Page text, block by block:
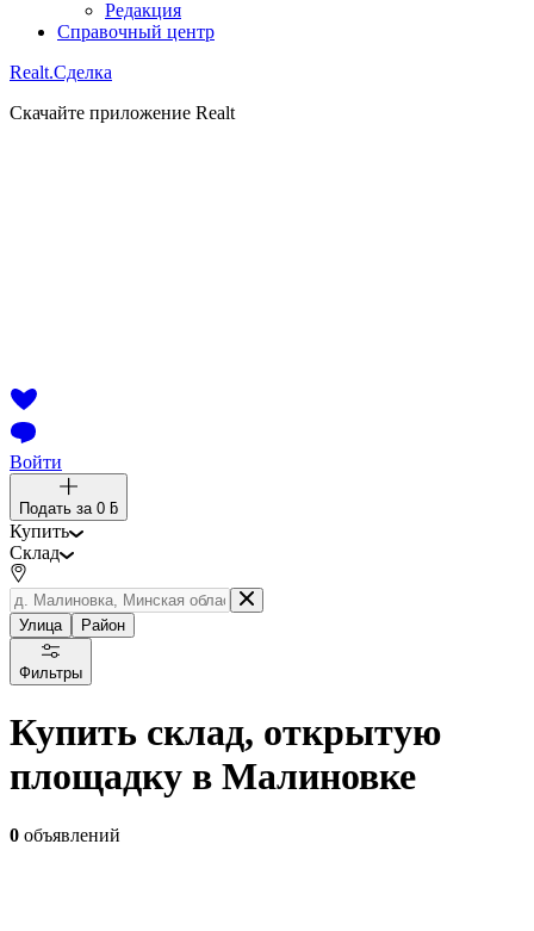
Редакция
Справочный центр
Realt.Сделка
Скачайте приложение Realt
Войти
Подать за 0 ƃ
Купить
Склад
Улица Район
Фильтры
Купить склад, открытую
площадку в Малиновке
0 объявлений